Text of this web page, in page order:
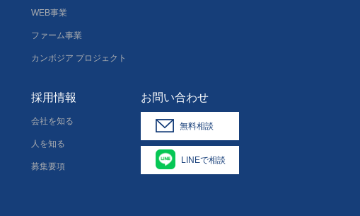
WEB事業
ファーム事業
カンボジア プロジェクト
採用情報
会社を知る
人を知る
募集要項
お問い合わせ
無料相談
LINEで相談